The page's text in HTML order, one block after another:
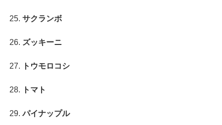
サクランボ
ズッキーニ
トウモロコシ
トマト
パイナップル